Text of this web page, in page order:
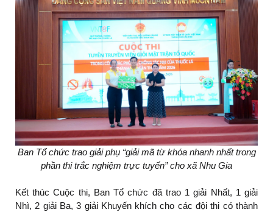
Ban Tổ chức trao giải phụ “giải mã từ khóa nhanh nhất trong
phần thi trắc nghiệm trực tuyến” cho xã Nhu Gia
Kết thúc Cuộc thi, Ban Tổ chức đã trao 1 giải Nhất, 1 giải
Nhì, 2 giải Ba, 3 giải Khuyến khích cho các đội thi có thành